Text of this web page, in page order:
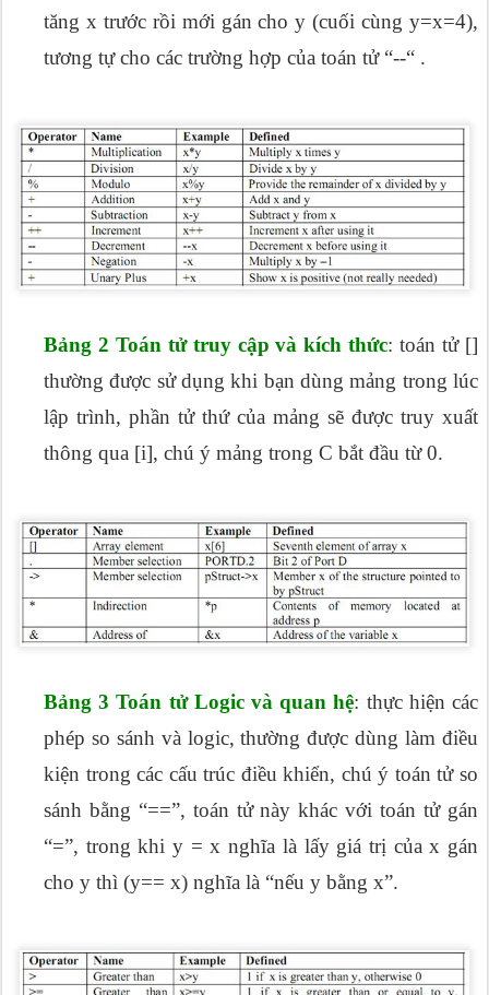
tăng x trước rồi mới gán cho y (cuối cùng y=x=4),
tương tự cho các trường hợp của toán tử “--“ .
Bảng 2 Toán tử truy cập và kích thức: toán tử []
thường được sử dụng khi bạn dùng mảng trong lúc
lập trình, phần tử thứ của mảng sẽ được truy xuất
thông qua [i], chú ý mảng trong C bắt đầu từ 0.
Bảng 3 Toán tử Logic và quan hệ: thực hiện các
phép so sánh và logic, thường được dùng làm điều
kiện trong các cấu trúc điều khiển, chú ý toán tử so
sánh bằng “==”, toán tử này khác với toán tử gán
“=”, trong khi y = x nghĩa là lấy giá trị của x gán
cho y thì (y== x) nghĩa là “nếu y bằng x”.